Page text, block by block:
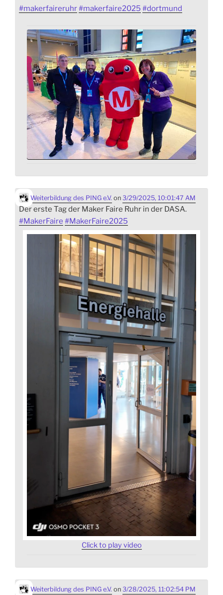
#makerfaireruhr#makerfaire2025 #dortmund
Weiterbildung des PING e.V. on 3/29/2025, 10:01:47 AM
Der erste Tag der Maker Faire Ruhr in der DASA.
#MakerFaire #MakerFaire2025
Click to play video
Weiterbildung des PING e.V. on 3/28/2025, 11:02:54 PM